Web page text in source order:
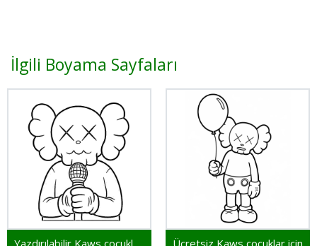
İlgili Boyama Sayfaları
Ücretsiz Kaws çocuklar için